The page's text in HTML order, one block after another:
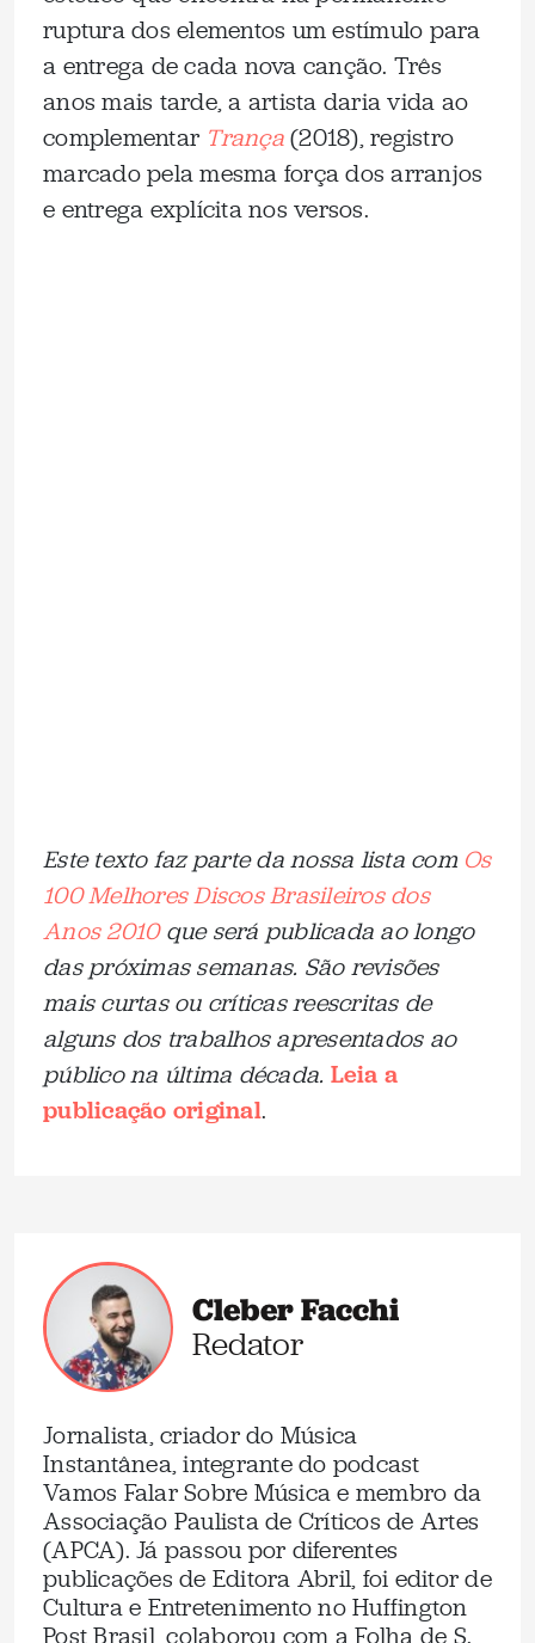
ruptura dos elementos um estímulo para
a entrega de cada nova canção. Três
anos mais tarde, a artista daria vida ao
complementar Trança(2018), registro
marcado pela mesma força dos arranjos
e entrega explícita nos versos.
Este texto faz parte da nossa lista com Os
100 Melhores Discos Brasileiros dos
Anos 2010que será publicada ao longo
das próximas semanas. São revisões
mais curtas ou críticas reescritas de
alguns dos trabalhos apresentados ao
público na última década. Leia a
publicação original.
Cleber Facchi
Redator
Jornalista, criador do Música
Instantânea, integrante do podcast
Vamos Falar Sobre Música e membro da
Associação Paulista de Críticos de Artes
(APCA). Já passou por diferentes
publicações de Editora Abril, foi editor de
Cultura e Entretenimento no Huffington
Post Brasil, colaborou com a Folha de S.